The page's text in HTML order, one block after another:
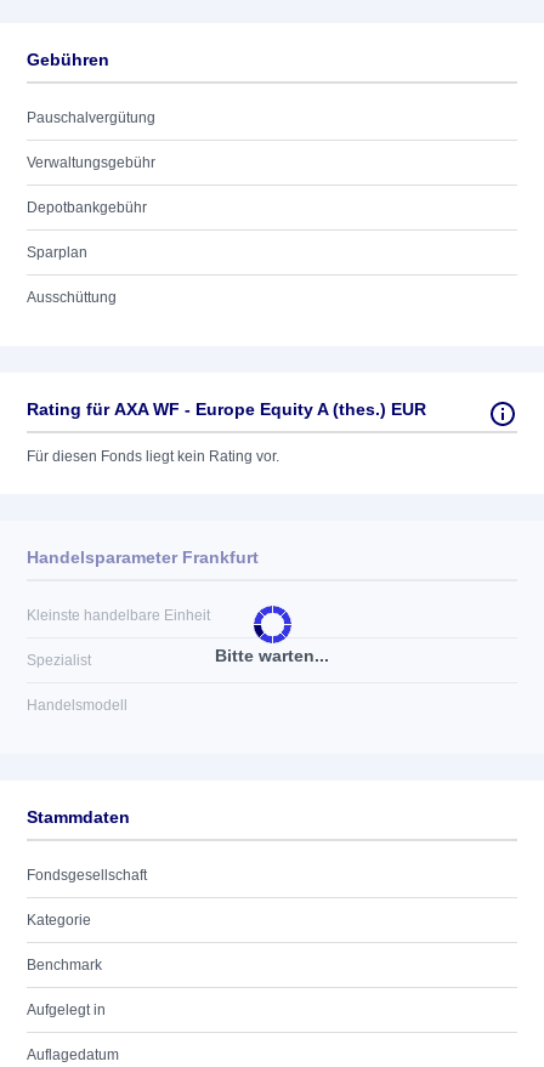
Gebühren
Pauschalvergütung
Verwaltungsgebühr
Depotbankgebühr
Sparplan
Ausschüttung
Rating für AXA WF - Europe Equity A (thes.) EUR
Für diesen Fonds liegt kein Rating vor.
Bitte warten...
Handelsparameter Frankfurt
Kleinste handelbare Einheit
Spezialist
Handelsmodell
Stammdaten
Fondsgesellschaft
Kategorie
Benchmark
Aufgelegt in
Auflagedatum